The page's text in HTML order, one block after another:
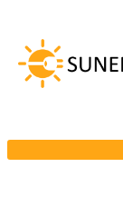
treści